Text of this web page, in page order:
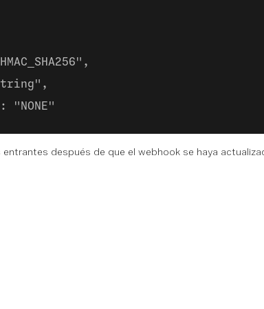
"NONE"
después de que el webhook se haya